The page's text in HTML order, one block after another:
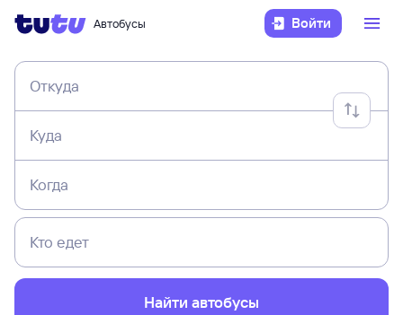
Автобусы Войти
Откуда
Куда
Когда
Кто едет
Найти автобусы